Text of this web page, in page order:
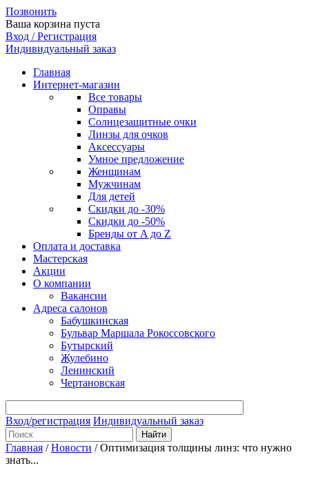
Позвонить
Ваша корзина пуста
Вход / Регистрация
Индивидуальный заказ
Главная
Интернет-магазин
Все товары
Оправы
Солнцезащитные очки
Линзы для очков
Аксессуары
Умное предложение
Женщинам
Мужчинам
Для детей
Скидки до -30%
Скидки до -50%
Бренды от A до Z
Оплата и доставка
Мастерская
Акции
О компании
Вакансии
Адреса салонов
Бабушкинская
Бульвар Маршала Рокоссовского
Бутырский
Жулебино
Ленинский
Чертановская
Вход/регистрация Индивидуальный заказ
Главная /Новости /Оптимизация толщины линз: что нужно
знать...